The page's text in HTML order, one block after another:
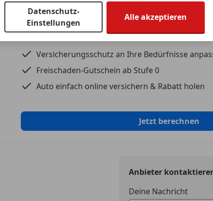
Bi-Xenon
ESP
Isofix
LED-
Totwinkel-
Totwinkelassistent
Verkehrzeichenerkennung
Apple Carplay
Android Auto
Startknopf
Komfort
2-Zonen Klimaautomatik
Rücksitze umklappbar
Sitzkinetik vorne
Lederlenkrad mit Multifunktion
Zentralverriegelung mit Fernbedienung
Kfz-Versicherung
Versicherungsschutz an Ihre Bedürfnisse
Freischaden-Gutschein ab Stufe 0
Auto einfach online versichern & Rabatt holen
Jetzt berechnen
Anbieter
Deine Nachricht
Datenschutz-
Einstellungen
Alle akzeptieren